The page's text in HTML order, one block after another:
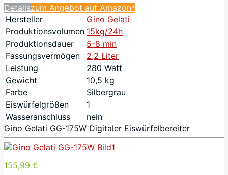
Detailszum Angebot auf Amazon*
Hersteller
Gino Gelati
Produktionsvolumen 15kg/24h
Produktionsdauer
5-8 min
Fassungsvermögen
2,2 Liter
Leistung
280 Watt
Gewicht
10,5 kg
Farbe
Silbergrau
Eiswürfelgrößen
1
Wasseranschluss
nein
Gino Gelati GG-175W Digitaler Eiswürfelbereiter
155,99 €